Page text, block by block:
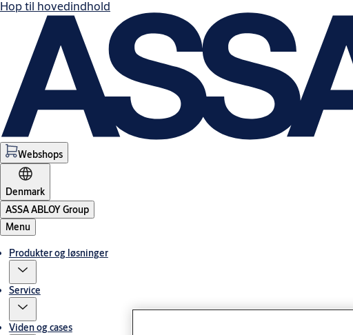
Hop til hovedindhold
Webshops
Denmark
ASSA ABLOY Group
Menu
Produkter og løsninger
Service
Viden og cases